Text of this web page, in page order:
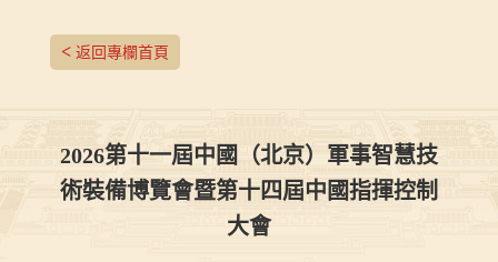
<返回專欄首頁
2026第十一屆中國（北京）軍事智慧技
術裝備博覽會暨第十四屆中國指揮控制
大會